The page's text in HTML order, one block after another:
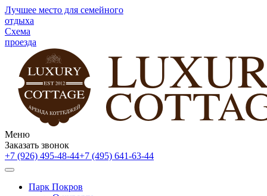
Лучшее место для семейного
отдыха
Схема
проезда
Меню
Заказать звонок
+7 (926) 495-48-44+7 (495) 641-63-44
Парк Покров